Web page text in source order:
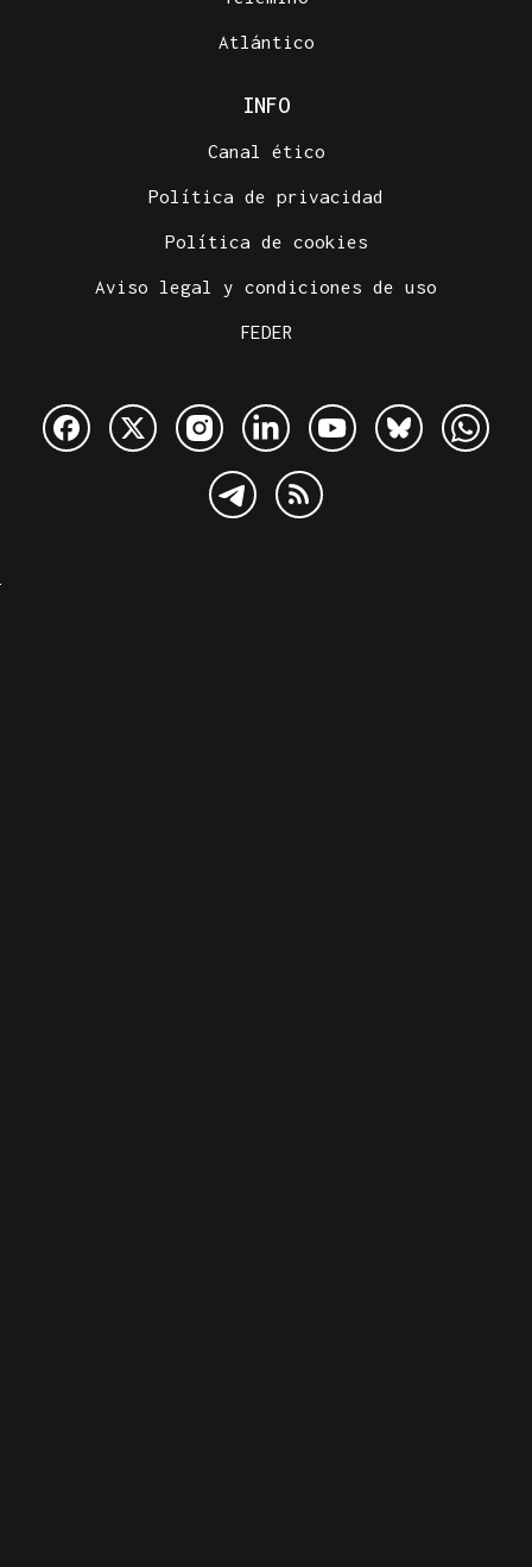
Atlántico
INFO
Canal ético
Política de privacidad
Política de cookies
Aviso legal y condiciones de uso
FEDER